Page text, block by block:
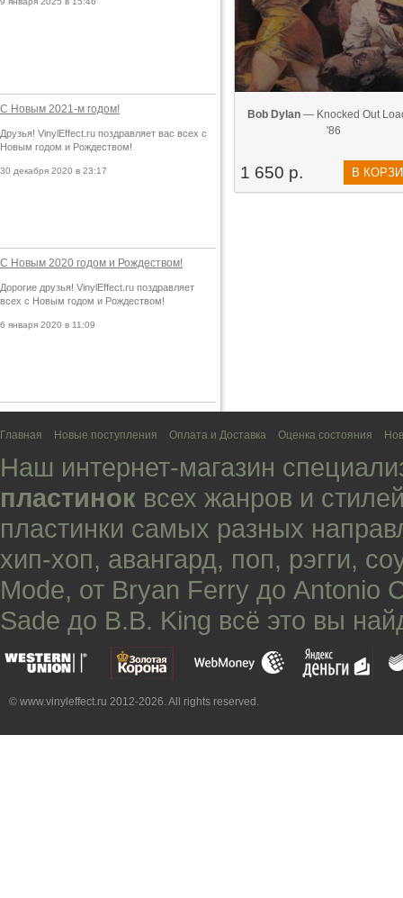
С Новым 2021-м годом!
Друзья! VinylEffect.ru поздравляет вас всех с
Новым годом и Рождеством!
30 декабря 2020 в 23:17
С Новым 2020 годом и Рождеством!
Дорогие друзья! VinylEffect.ru поздравляет
всех с Новым годом и Рождеством!
6 января 2020 в 11:09
Bob Dylan— Knocked Out
'86
1 650 р. В
Главная Новые поступления Оплата и Доставка Оценка состояния
Наш интернет-магазин
пластинок всех жанров и
пластинки самых разных
хип-хоп, авангард, поп, рэгги,
Mode, от Bryan Ferry до Antonio
Sade до B.B. King всё это вы
© www.vinyleffect.ru 2012-2026. All rights reserved.